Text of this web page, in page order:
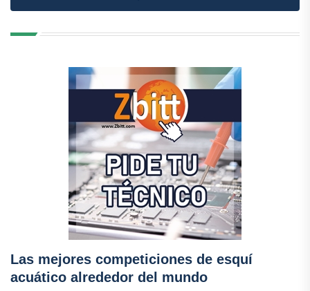
Las mejores competiciones de esquí
acuático alrededor del mundo